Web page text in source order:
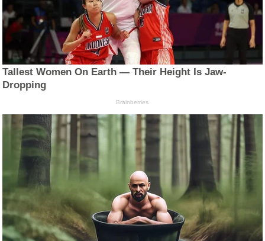
Tallest Women On Earth — Their Height Is Jaw-
Dropping
Brainberries